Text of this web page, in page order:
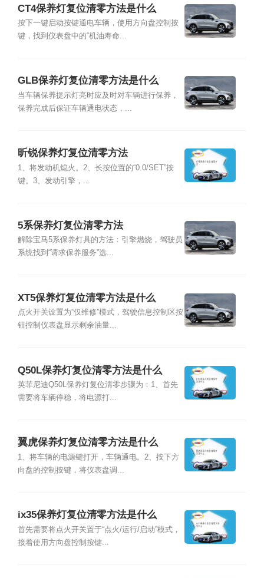
CT4保养灯复位清零方法是什么
按下一键启动按键通电车辆，使用方向盘控制按
键，找到仪表盘中的“机油寿命...
GLB保养灯复位清零方法是什么
当车辆保养提示灯亮时应及时对车辆进行保养，
保养完成后保证车辆通电状态，...
昕锐保养灯复位清零方法
1、将发动机熄火。2、长按位置的“0.0/SET”按
键。3、发动引擎，...
5系保养灯复位清零方法
解除宝马5系保养灯具的方法：引擎燃烧，驾驶员
系统找到“请求保养服务”选...
XT5保养灯复位清零方法是什么
点火开关设置为“仅维修”模式，驾驶信息控制区按
钮控制仪表盘显示剩余油量...
Q50L保养灯复位清零方法是什么
英菲尼迪Q50L保养灯复位清零步骤为：1、首先
需要将车辆停稳，将电源打...
翼虎保养灯复位清零方法是什么
1、将车辆的电源键打开，车辆通电。2、按下方
向盘的控制按键，将仪表盘调...
ix35保养灯复位清零方法是什么
首先需要将点火开关置于“点火/运行/启动”模式，
接着使用方向盘控制按键...